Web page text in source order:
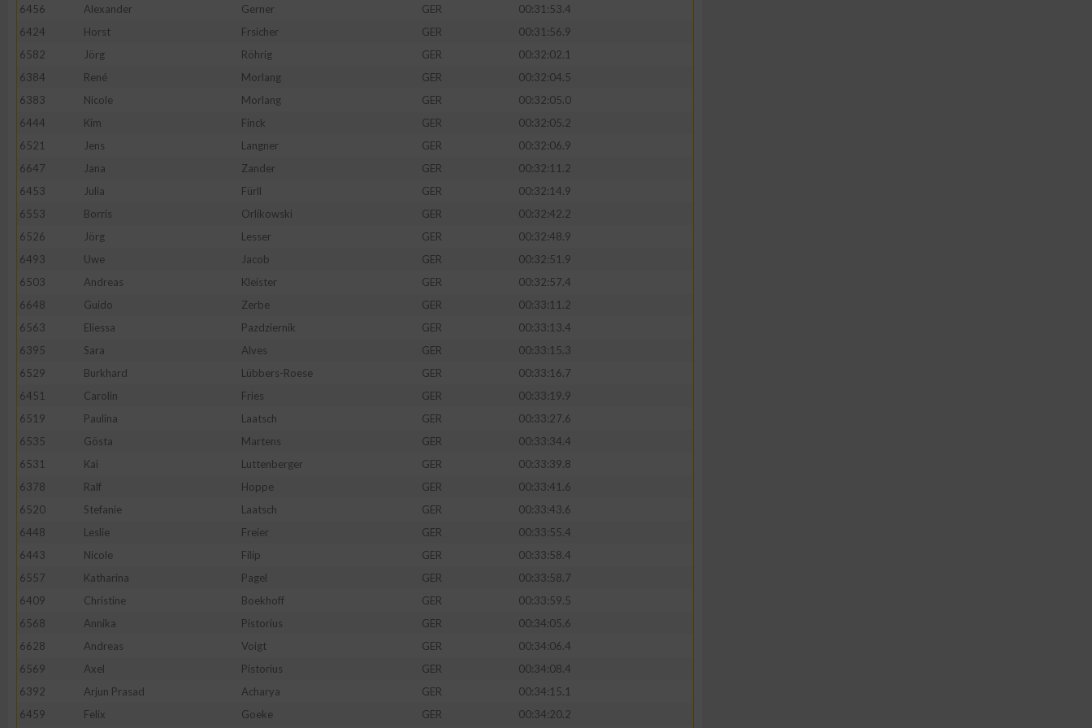
6456
Alexander Gerner GER
00:31:53.4
6424
Horst Frsicher GER
00:31:56.9
6582
Jörg Röhrig GER
00:32:02.1
6384
René Morlang GER
00:32:04.5
6383
Nicole Morlang GER
00:32:05.0
6444
Kim Finck GER
00:32:05.2
6521
Jens Langner GER
00:32:06.9
6647
Jana Zander GER
00:32:11.2
6453
Julia Fürll GER
00:32:14.9
6553
Borris Orlikowski GER
00:32:42.2
6526
Jörg Lesser GER
00:32:48.9
6493
Uwe Jacob GER
00:32:51.9
6503
Andreas Kleister GER
00:32:57.4
6648
Guido Zerbe GER
00:33:11.2
6563
Eliessa Pazdziernik GER
00:33:13.4
6395
Sara Alves GER
00:33:15.3
6529
Burkhard Lübbers-Roese GER
00:33:16.7
6451
Carolin Fries GER
00:33:19.9
6519
Paulina Laatsch GER
00:33:27.6
6535
Gösta Martens GER
00:33:34.4
6531
Kai Luttenberger GER
00:33:39.8
6378
Ralf Hoppe GER
00:33:41.6
6520
Stefanie Laatsch GER
00:33:43.6
6448
Leslie Freier GER
00:33:55.4
6443
Nicole Filip GER
00:33:58.4
6557
Katharina Pagel GER
00:33:58.7
6409
Christine Boekhoff GER
00:33:59.5
6568
Annika Pistorius GER
00:34:05.6
6628
Andreas Voigt GER
00:34:06.4
6569
Axel Pistorius GER
00:34:08.4
6392
Arjun Prasad Acharya GER
00:34:15.1
6459
Felix Goeke GER 00:34:20.2
Erstellung von Profilen zur Personalisierung von Inhalten
Verwendung von Profilen zur Auswahl personalisierter Inhalte
verschiedenen Quellen
Entwicklung und Verbesserung der Angebote
Verwendung reduzierter Daten zur Auswahl von Inhalten
IAB-Besonderheiten:
Verwendung genauer Standortdaten
Nicht-IAB-Verarbeitungszwecke:
Performance
Funktional
Werbung